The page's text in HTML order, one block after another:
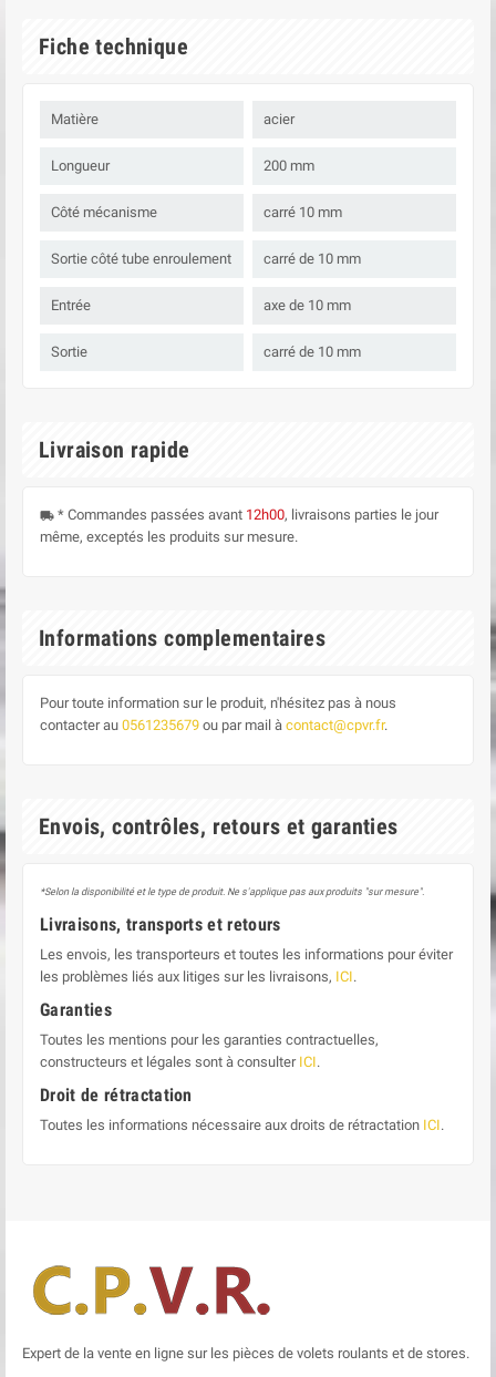
Fiche technique
Matière acier
Longueur 200 mm
Côté mécanisme carré 10 mm
Sortie côté tube enroulement carré de 10 mm
Entrée axe de 10 mm
Sortie carré de 10 mm
Livraison rapide
local_shipping * Commandes passées avant 12h00, livraisons parties le jour
même, exceptés les produits sur mesure.
Informations complementaires
Pour toute information sur le produit, n'hésitez pas à nous
contacter au 0561235679 ou par mail à contact@cpvr.fr.
Envois, contrôles, retours et garanties
*Selon la disponibilité et le type de produit. Ne s'applique pas aux produits "sur mesure".
Livraisons, transports et retours
Les envois, les transporteurs et toutes les informations pour éviter
les problèmes liés aux litiges sur les livraisons, ICI.
Garanties
Toutes les mentions pour les garanties contractuelles,
constructeurs et légales sont à consulter ICI.
Droit de rétractation
Toutes les informations nécessaire aux droits de rétractation ICI.
Expert de la vente en ligne sur les pièces de volets roulants et de stores.